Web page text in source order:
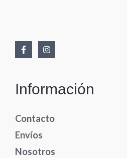
Información
Contacto
Envíos
Nosotros